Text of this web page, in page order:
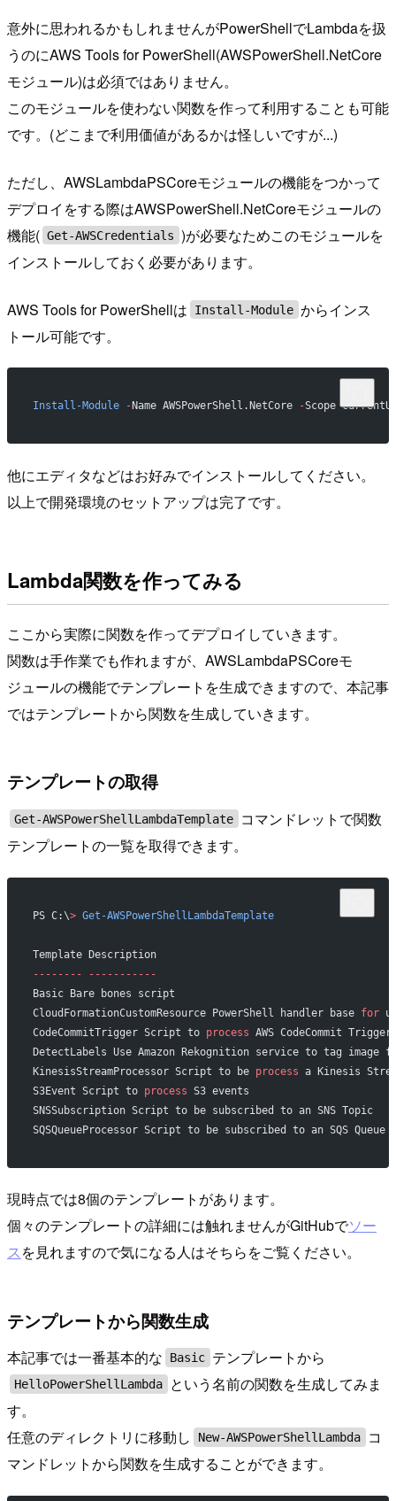
意外に思われるかもしれませんがPowerShellでLambdaを扱
うのにAWS Tools for PowerShell(AWSPowerShell.NetCore
モジュール)は必須ではありません。
このモジュールを使わない関数を作って利用することも可能
です。(どこまで利用価値があるかは怪しいですが...)
ただし、AWSLambdaPSCoreモジュールの機能をつかって
デプロイをする際はAWSPowerShell.NetCoreモジュールの
機能( Get-AWSCredentials )が必要なためこのモジュールを
インストールしておく必要があります。
AWS Tools for PowerShellは Install-Module からインス
トール可能です。
Install-Module - Name AWSPowerShell.NetCore -Scope
他にエディタなどはお好みでインストールしてください。
以上で開発環境のセットアップは完了です。
Lambda関数を作ってみる
ここから実際に関数を作ってデプロイしていきます。
関数は手作業でも作れますが、AWSLambdaPSCoreモ
ジュールの機能でテンプレートを生成できますので、本記事
ではテンプレートから関数を生成していきます。
テンプレートの取得
Get-AWSPowerShellLambdaTemplate
コマンドレットで関数
テンプレートの一覧を取得できます。
PS C:\> Get-AWSPowerShellLambdaTemplate
Template Description
-------- -----------
Basic Bare bones script
CloudFormationCustomResource PowerShell handler base for
CodeCommitTrigger Script to process AWS CodeCommit
DetectLabels Use Amazon Rekognition service to tag
KinesisStreamProcessor Script to be process a Kinesis
S3Event Script to process S3 events
SNSSubscription Script to be subscribed to an SNS Topic
SQSQueueProcessor Script to be subscribed to an SQS Queue
現時点では8個のテンプレートがあります。
個々のテンプレートの詳細には触れませんがGitHubでソー
スを見れますので気になる人はそちらをご覧ください。
テンプレートから関数生成
本記事では一番基本的な Basic テンプレートから
HelloPowerShellLambda
という名前の関数を生成してみま
す。
任意のディレクトリに移動し
New-AWSPowerShellLambda
コ
マンドレットから関数を生成することができます。